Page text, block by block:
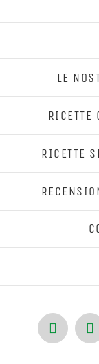
LE
RICETTE
RICETTE
X